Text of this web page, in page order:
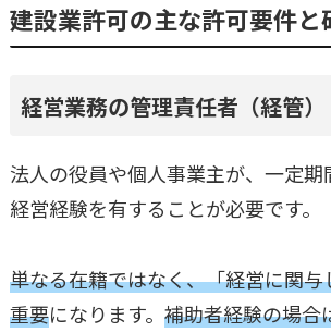
建設業許可の主な許可要件と
経営業務の管理責任者（経管）
法人の役員や個人事業主が、一定期
経営経験を有することが必要です。
単なる在籍ではなく、「経営に関与
重要になります。 補助者経験の場合